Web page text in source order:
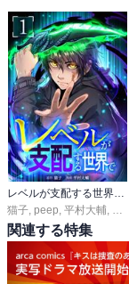
猫子 peep 平村大輔
関連する特集